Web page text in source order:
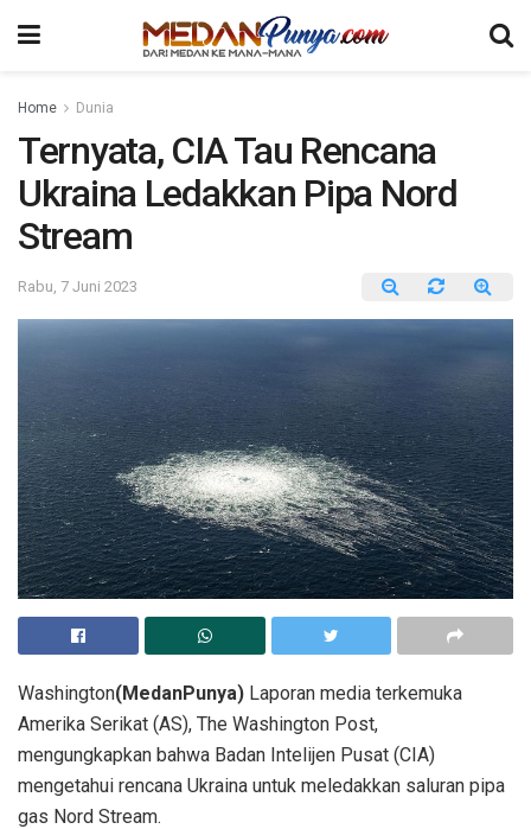
Home Dunia
Ternyata, CIA Tau Rencana
Ukraina Ledakkan Pipa Nord
Stream
Rabu, 7 Juni 2023
Washington(MedanPunya) Laporan media terkemuka
Amerika Serikat (AS), The Washington Post,
mengungkapkan bahwa Badan Intelijen Pusat (CIA)
mengetahui rencana Ukraina untuk meledakkan saluran pipa
gas Nord Stream.